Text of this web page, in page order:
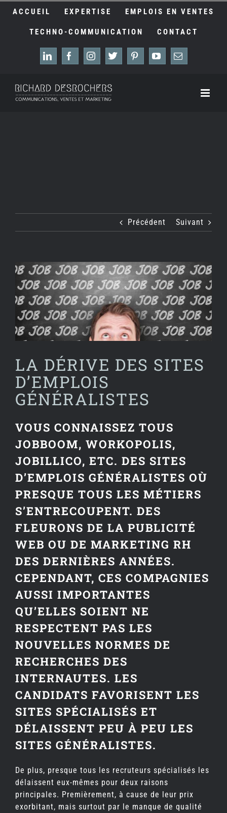
ACCUEIL EXPERTISE EMPLOIS EN VENTES
TECHNO-COMMUNICATION CONTACT
LinkedInFacebook
Instagram
X Pinterest
YouTube
Email
Précédent Suivant
Voir
l'image
agrandie
LA DÉRIVE DES SITES
D’EMPLOIS
GÉNÉRALISTES
VOUS CONNAISSEZ TOUS
JOBBOOM, WORKOPOLIS,
JOBILLICO, ETC. DES SITES
D’EMPLOIS GÉNÉRALISTES OÙ
PRESQUE TOUS LES MÉTIERS
S’ENTRECOUPENT. DES
FLEURONS DE LA PUBLICITÉ
WEB OU DE MARKETING RH
DES DERNIÈRES ANNÉES.
CEPENDANT, CES COMPAGNIES
AUSSI IMPORTANTES
QU’ELLES SOIENT NE
RESPECTENT PAS LES
NOUVELLES NORMES DE
RECHERCHES DES
INTERNAUTES. LES
CANDIDATS FAVORISENT LES
SITES SPÉCIALISÉS ET
DÉLAISSENT PEU À PEU LES
SITES GÉNÉRALISTES.
De plus, presque tous les recruteurs spécialisés les
délaissent eux-mêmes pour deux raisons
principales. Premièrement, à cause de leur prix
exorbitant, mais surtout par le manque de qualité